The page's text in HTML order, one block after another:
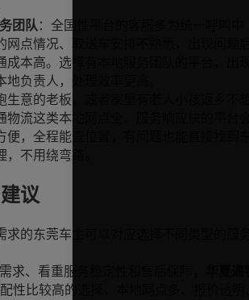
团队 ：全国性平台的客服多为统一呼叫中
网点情况、取送车安排不熟悉，出现问题
成本高。选择有本地服务团队的平台，出
地负责人，处理效率更高。
生意的老板，或者家里有老人小孩返乡不
物流这类本地网点全、服务响应快的平台
便，全程能查位置，有问题也能直接找到
不用绕弯路。
议
求的东莞车主可以对应选择不同类型的服
求、看重服务稳定性和售后保障，
性比较高的选择，本地网点多、报价透明